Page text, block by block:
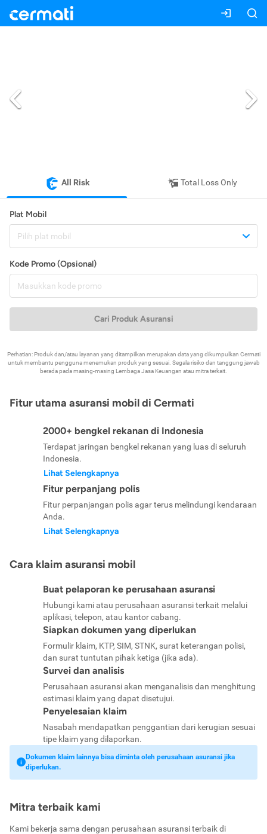
All Risk Total Loss Only
Plat Mobil
Pilih plat mobil
Kode Promo (Opsional)
Cari Produk Asuransi
Perhatian: Produk dan/atau layanan yang ditampilkan merupakan data yang dikumpulkan Cermati
untuk membantu pengguna menemukan produk yang sesuai. Segala risiko dan tanggung jawab
berada pada masing-masing Lembaga Jasa Keuangan atau mitra terkait.
Fitur utama asuransi mobil di Cermati
2000+ bengkel rekanan di Indonesia
Terdapat jaringan bengkel rekanan yang luas di seluruh
Indonesia.
Lihat Selengkapnya
Fitur perpanjang polis
Fitur perpanjangan polis agar terus melindungi kendaraan
Anda.
Lihat Selengkapnya
Cara klaim asuransi mobil
Buat pelaporan ke perusahaan asuransi
Hubungi kami atau perusahaan asuransi terkait melalui
aplikasi, telepon, atau kantor cabang.
Siapkan dokumen yang diperlukan
Formulir klaim, KTP, SIM, STNK, surat keterangan polisi,
dan surat tuntutan pihak ketiga (jika ada).
Survei dan analisis
Perusahaan asuransi akan menganalisis dan menghitung
estimasi klaim yang dapat disetujui.
Penyelesaian klaim
Nasabah mendapatkan penggantian dari kerugian sesuai
tipe klaim yang dilaporkan.
Dokumen klaim lainnya bisa diminta oleh perusahaan asuransi jika
diperlukan.
Mitra terbaik kami
Kami bekerja sama dengan perusahaan asuransi terbaik di